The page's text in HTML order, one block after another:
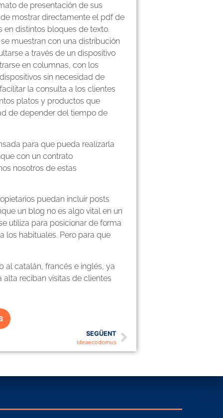
de presentación de sus
mostrar directamente el pdf de
en distintos bloques de texto.
muestran con una distribución
a través de un dispositivo
en columnas, con los
sin necesidad de
la consulta a los clientes
platos y productos que
de depender del tiempo de
para que pueda realizarla
con un contrato
nosotros de estas
puedan incluir posts
un blog no es algo vital en un
utiliza para posicionar de forma
los habituales. Pero para que
al catalán, francés e inglés, ya
reciban visitas de clientes
SEGÜENT
Ideaecodomus